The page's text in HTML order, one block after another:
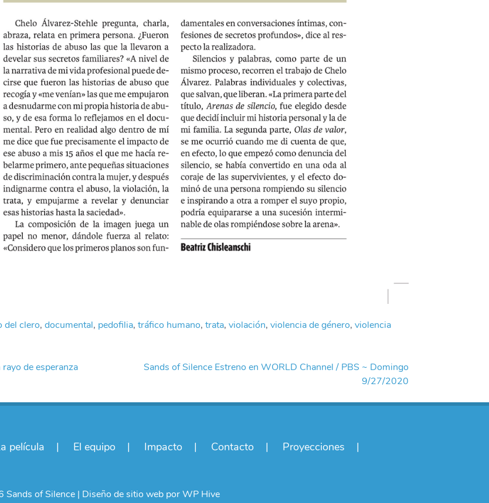
del clero, documental, pedofilia, tráfico humano, trata, violación, violencia de género, violencia
de esperanza
Sands of Silence Estreno en WORLD Channel / PBS ~ Domingo
9/27/2020
película El equipo Impacto Contacto Proyecciones
Sands of Silence | Diseño de sitio web porWP Hive